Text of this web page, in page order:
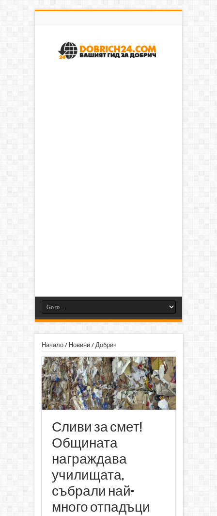
Начало/ Новини/ Добрич
Сливи за смет!
Общината
награждава
училищата,
събрали най-
много отпадъци